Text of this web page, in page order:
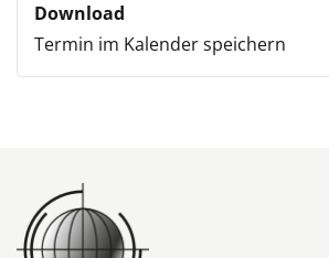
Download
Termin im Kalender speichern